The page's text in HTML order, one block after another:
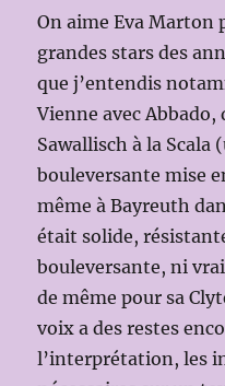
On aime Eva Marton
grandes stars des
que j’entendis
Vienne avec Abbado,
Sawallisch à la Scala
bouleversante mise
même à Bayreuth
était solide,
bouleversante, ni
de même pour sa
voix a des restes
l’interprétation, les